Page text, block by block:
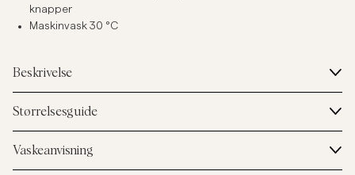
knapper
Maskinvask 30 °C
Beskrivelse
Størrelsesguide
Vaskeanvisning